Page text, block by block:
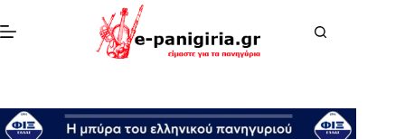
στο
περιεχόμενο